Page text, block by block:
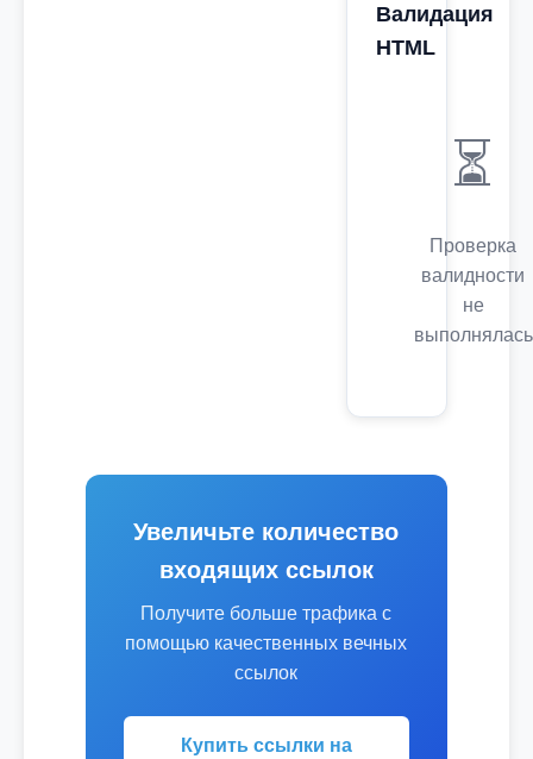
Валидация
HTML
⏳
Проверка
валидности
не
выполнялась
Увеличьте количество
входящих ссылок
Получите больше трафика с
помощью качественных вечных
ссылок
Купить ссылки на